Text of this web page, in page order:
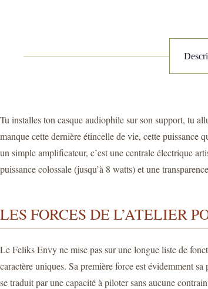
Tu installes ton casque audiophile sur son support, tu
manque cette dernière étincelle de vie, cette puissance
un simple amplificateur, c’est une centrale électrique
puissance colossale (jusqu’à 8 watts) et une
LES FORCES DE L’ATELIER
Le Feliks Envy ne mise pas sur une longue liste de
caractère uniques. Sa première force est évidemment
se traduit par une capacité à piloter sans aucune